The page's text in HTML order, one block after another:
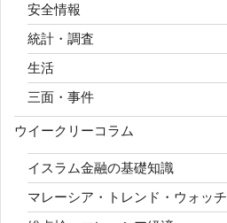
安全情報
統計・調査
生活
三面・事件
ウイークリーコラム
イスラム金融の基礎知識
マレーシア・トレンド・ウォッチ